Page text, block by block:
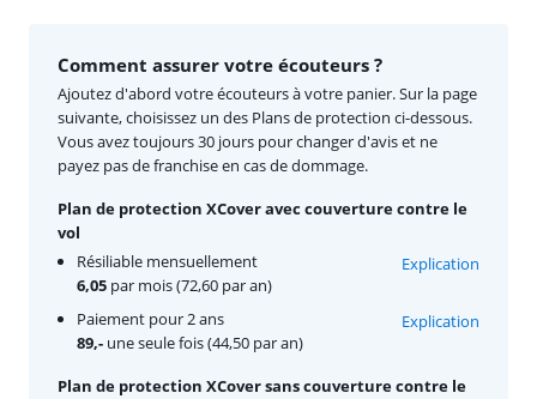
Comment assurer votre écouteurs ?
Ajoutez d'abord votre écouteurs à votre panier. Sur la page
suivante, choisissez un des Plans de protection ci-dessous.
Vous avez toujours 30 jours pour changer d'avis et ne
payez pas de franchise en cas de dommage.
Plan de protection XCover avec couverture contre le
vol
Résiliable mensuellement
6,05 par mois (72,60 par an)
Explication
Paiement pour 2 ans
89,- une seule fois (44,50 par an)
Explication
Plan de protection XCover sans couverture contre le